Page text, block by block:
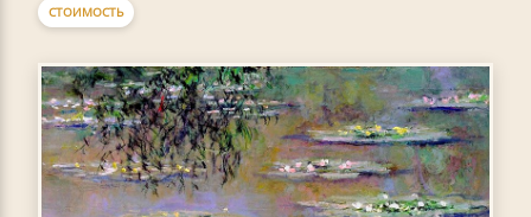
СТОИМОСТЬ